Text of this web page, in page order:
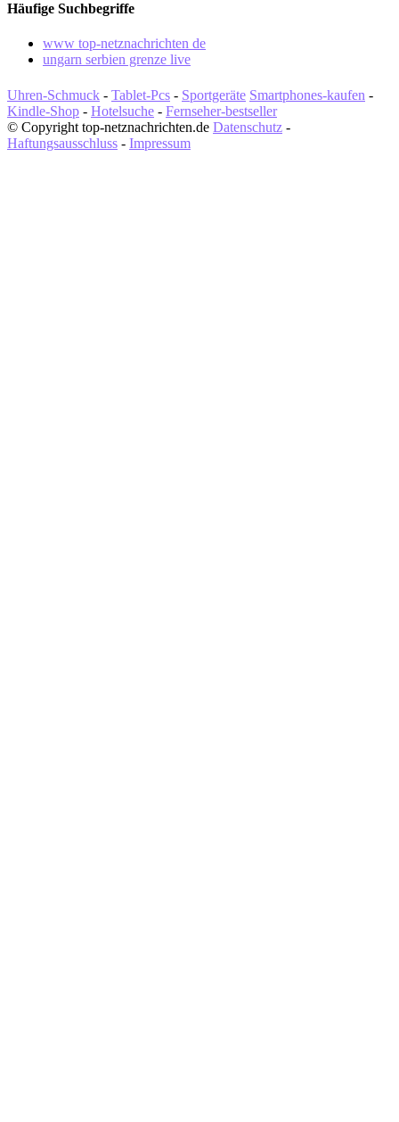
Häufige Suchbegriffe
www top-netznachrichten de
ungarn serbien grenze live
Uhren-Schmuck - Tablet-Pcs - Sportgeräte Smartphones-kaufen -
Kindle-Shop - Hotelsuche - Fernseher-bestseller
© Copyright top-netznachrichten.de Datenschutz -
Haftungsausschluss - Impressum